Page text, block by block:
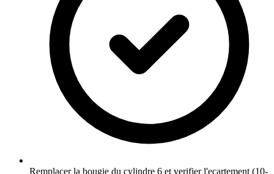
Remplacer la bougie du cylindre 6 et verifier l'ecartement (10-